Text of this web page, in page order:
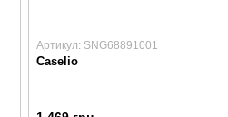
Артикул: SNG68891001
Caselio